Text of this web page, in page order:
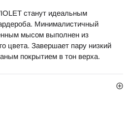
станут идеальным
Минималистичный
мысом выполнен из
цвета. Завершает пару низкий
покрытием в тон верха.